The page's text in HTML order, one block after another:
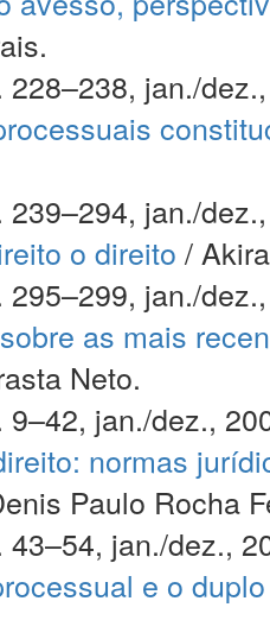
jan./
jan./
o direito /
jan./
as mais
Neto.
jan./dez.,
normas
Paulo Rocha
jan./dez.,
e o